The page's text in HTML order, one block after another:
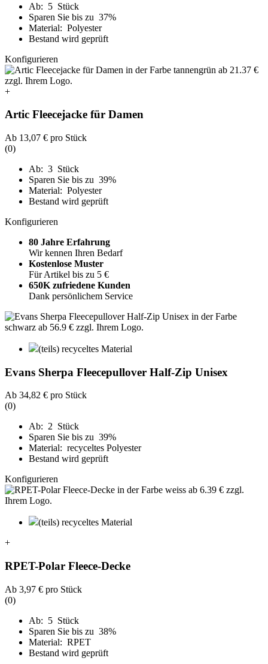
Ab: 5 Stück
Sparen Sie bis zu 37%
Material: Polyester
Bestand wird geprüft
Konfigurieren
+
Artic Fleecejacke für Damen
Ab 13,07 € pro Stück
(0)
Ab: 3 Stück
Sparen Sie bis zu 39%
Material: Polyester
Bestand wird geprüft
Konfigurieren
80 Jahre Erfahrung
Wir kennen Ihren Bedarf
Kostenlose Muster
Für Artikel bis zu 5 €
650K zufriedene Kunden
Dank persönlichem Service
(teils) recyceltes Material
Evans Sherpa Fleecepullover Half-Zip Unisex
Ab 34,82 € pro Stück
(0)
Ab: 2 Stück
Sparen Sie bis zu 39%
Material: recyceltes Polyester
Bestand wird geprüft
Konfigurieren
(teils) recyceltes Material
+
RPET-Polar Fleece-Decke
Ab 3,97 € pro Stück
(0)
Ab: 5 Stück
Sparen Sie bis zu 38%
Material: RPET
Bestand wird geprüft